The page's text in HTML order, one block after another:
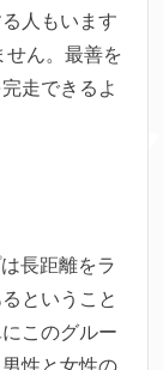
人もいます
せん。最善を
走できるよ
長距離をラ
ということ
このグルー
性と女性の